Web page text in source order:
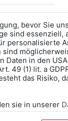
330003216497
€ 2,00
bevor Sie
sind
personalisierte
Daten in den
49 (1) lit. a
das Risiko,
sie in unserer